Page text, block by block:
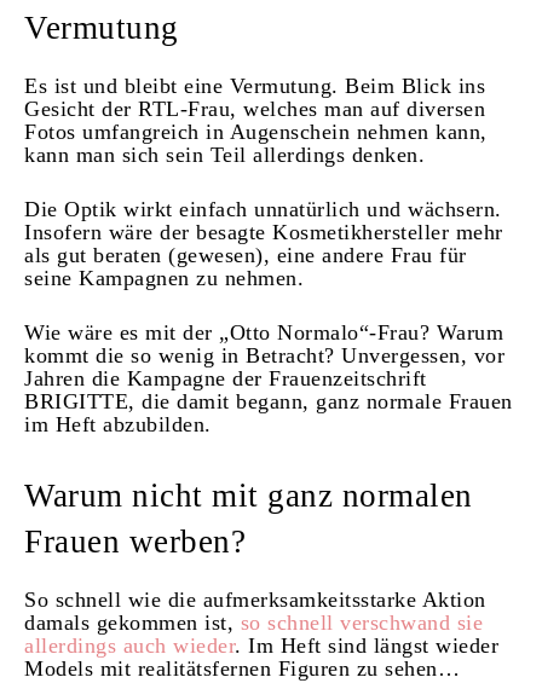
Vermutung
Es ist und bleibt eine Vermutung. Beim Blick ins
Gesicht der RTL-Frau, welches man auf diversen
Fotos umfangreich in Augenschein nehmen kann,
kann man sich sein Teil allerdings denken.
Die Optik wirkt einfach unnatürlich und wächsern.
Insofern wäre der besagte Kosmetikhersteller mehr
als gut beraten (gewesen), eine andere Frau für
seine Kampagnen zu nehmen.
Wie wäre es mit der „Otto Normalo“-Frau? Warum
kommt die so wenig in Betracht? Unvergessen, vor
Jahren die Kampagne der Frauenzeitschrift
BRIGITTE, die damit begann, ganz normale Frauen
im Heft abzubilden.
Warum nicht mit ganz normalen
Frauen werben?
So schnell wie die aufmerksamkeitsstarke Aktion
damals gekommen ist, so schnell verschwand sie
allerdings auch wieder. Im Heft sind längst wieder
Models mit realitätsfernen Figuren zu sehen…